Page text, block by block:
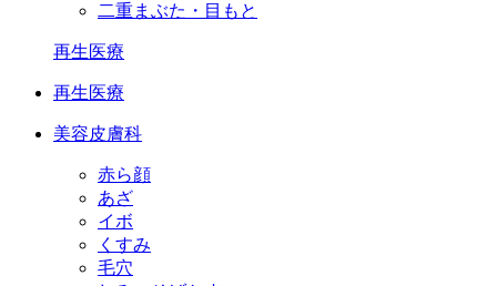
二重まぶた・目もと
再生医療
再生医療
美容皮膚科
赤ら顔
あざ
イボ
くすみ
毛穴